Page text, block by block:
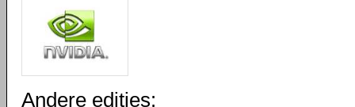
Andere edities: